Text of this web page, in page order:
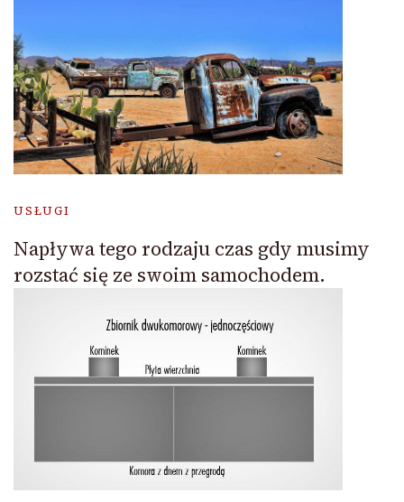
USŁUGI
Napływa tego rodzaju czas gdy musimy
rozstać się ze swoim samochodem.